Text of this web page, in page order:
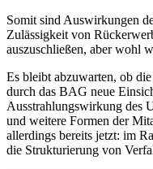
Somit sind Auswirkungen
Zulässigkeit von
auszuschließen, aber wohl
Es bleibt abzuwarten, ob
durch das BAG neue
Ausstrahlungswirkung des
und weitere Formen der
allerdings bereits jetzt: im
die Strukturierung von